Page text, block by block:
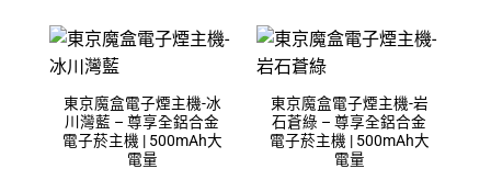
滿
分
5
滿
分
5
東京魔盒電子煙主機-冰
川灣藍 – 尊享全鋁合金
電子菸主機 | 500mAh大
電量
東京魔盒電子煙主機-岩
石蒼綠 – 尊享全鋁合金
電子菸主機 | 500mAh大
電量